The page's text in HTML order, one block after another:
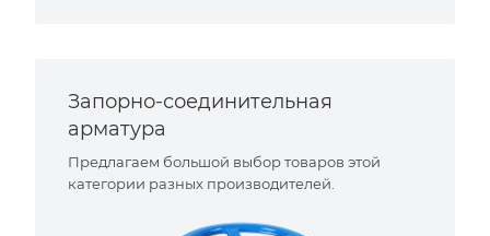
Запорно-соединительная
арматура
Предлагаем большой выбор товаров этой
категории разных производителей.